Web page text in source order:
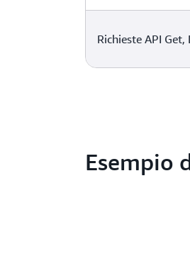
Richieste API
Esempio